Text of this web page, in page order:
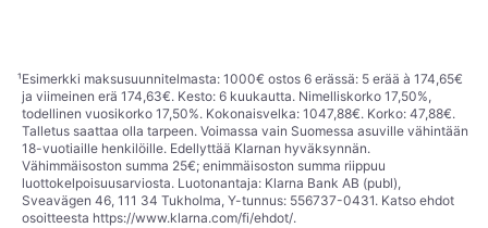
¹Esimerkki maksusuunnitelmasta: 1000€ ostos 6 erässä: 5 erää à 174,65€
ja viimeinen erä 174,63€. Kesto: 6 kuukautta. Nimelliskorko 17,50%,
todellinen vuosikorko 17,50%. Kokonaisvelka: 1047,88€. Korko: 47,88€.
Talletus saattaa olla tarpeen. Voimassa vain Suomessa asuville vähintään
18-vuotiaille henkilöille. Edellyttää Klarnan hyväksynnän.
Vähimmäisoston summa 25€; enimmäisoston summa riippuu
luottokelpoisuusarviosta. Luotonantaja: Klarna Bank AB (publ),
Sveavägen 46, 111 34 Tukholma, Y-tunnus: 556737-0431. Katso ehdot
osoitteesta https://www.klarna.com/fi/ehdot/.